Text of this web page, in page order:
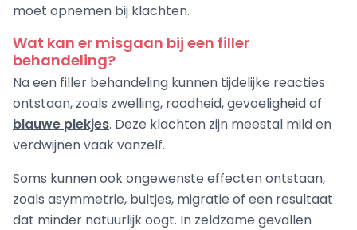
moet opnemen bij klachten.
Wat kan er misgaan bij een filler
behandeling?
Na een filler behandeling kunnen tijdelijke reacties
ontstaan, zoals zwelling, roodheid, gevoeligheid of
blauwe plekjes. Deze klachten zijn meestal mild en
verdwijnen vaak vanzelf.
Soms kunnen ook ongewenste effecten ontstaan,
zoals asymmetrie, bultjes, migratie of een resultaat
dat minder natuurlijk oogt. In zeldzame gevallen